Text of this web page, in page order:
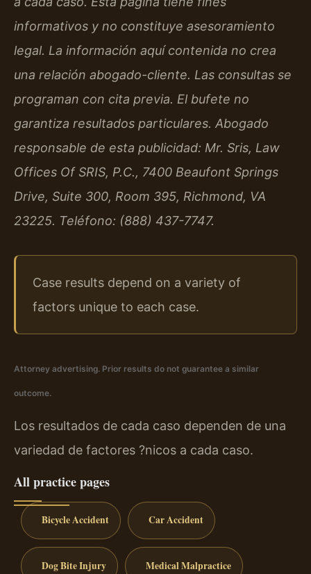
informativos y no constituye asesoramiento
legal. La información aquí contenida no crea
una relación abogado-cliente. Las consultas se
programan con cita previa. El bufete no
garantiza resultados particulares. Abogado
responsable de esta publicidad: Mr. Sris, Law
Offices Of SRIS, P.C., 7400 Beaufont Springs
Drive, Suite 300, Room 395, Richmond, VA
23225. Teléfono: (888) 437-7747.
Case results depend on a variety of
factors unique to each case.
Attorney advertising. Prior results do not guarantee a similar
outcome.
Los resultados de cada caso dependen de una
variedad de factores ?nicos a cada caso.
All practice pages
Bicycle Accident Car Accident
Dog Bite Injury Medical Malpractice